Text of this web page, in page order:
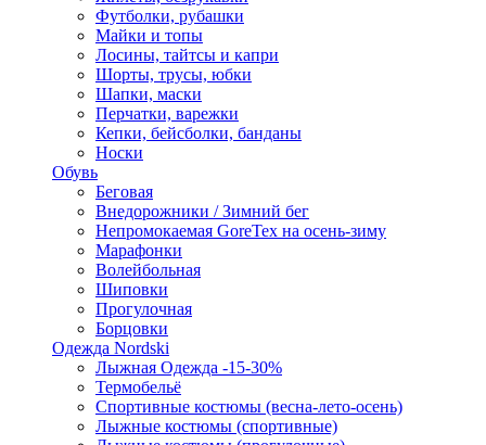
Футболки, рубашки
Майки и топы
Лосины, тайтсы и капри
Шорты, трусы, юбки
Шапки, маски
Перчатки, варежки
Кепки, бейсболки, банданы
Носки
Обувь
Беговая
Внедорожники / Зимний бег
Непромокаемая GoreTex на осень-зиму
Марафонки
Волейбольная
Шиповки
Прогулочная
Борцовки
Одежда Nordski
Лыжная Одежда -15-30%
Термобельё
Спортивные костюмы (весна-лето-осень)
Лыжные костюмы (спортивные)